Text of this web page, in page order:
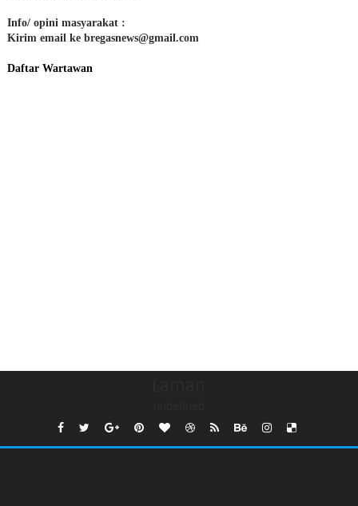
Info/ opini masyarakat :
Kirim email ke bregasnews@gmail.com
Daftar Wartawan